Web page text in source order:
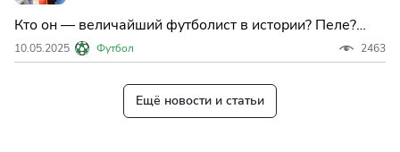
Кто он — величайший футболист в истории? Пеле?
Марадона? Месси? Роналду? Или, может, Зидан,
Беккенбауэр, Роналдо? Вечный спор, который не
честного разговора
10.05.2025 Футбол 2463
Ещё новости и статьи